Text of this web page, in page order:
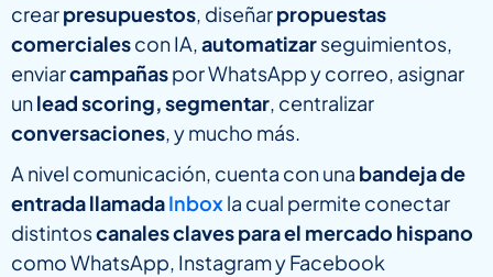
crearpresupuestos, diseñarpropuestas
comercialescon IA,automatizarseguimientos,
enviarcampañaspor WhatsApp y correo, asignar
unlead scoring,segmentar, centralizar
conversaciones, y mucho más.
A nivel comunicación, cuenta con una bandeja de
entrada llamadaInboxla cual permite conectar
distintoscanales claves para el mercado hispano
como WhatsApp, Instagram y Facebook